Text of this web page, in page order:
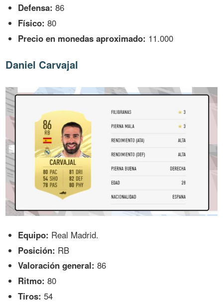
Defensa: 86
Físico: 80
Precio en monedas aproximado: 11.000
Daniel Carvajal
Equipo: Real Madrid.
Posición: RB
Valoración general: 86
Ritmo: 80
Tiros: 54